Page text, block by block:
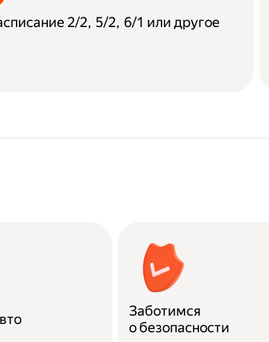
2/2, 5/2, 6/1 или другое
Заботимся
о безопасности